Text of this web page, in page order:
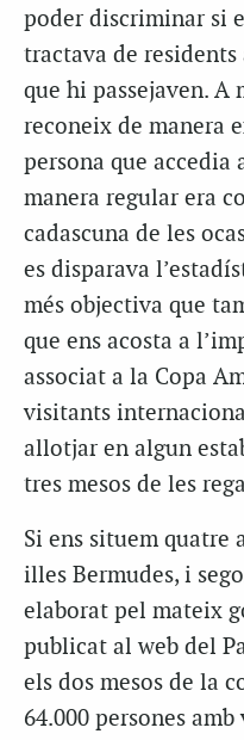
poder discriminar si
tractava de
que hi passejaven. A
reconeix de manera
persona que accedia
manera regular era
cadascuna de les
es disparava
més objectiva que
que ens acosta a
associat a la Copa
visitants
allotjar en algun
tres mesos de les
Si ens situem quatre
illes Bermudes, i
elaborat pel mateix
publicat al web del
els dos mesos de la
64.000 persones